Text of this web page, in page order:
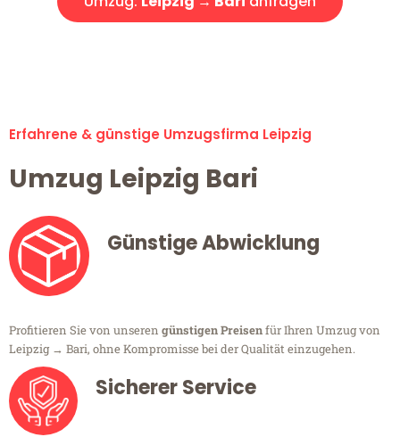
Erfahrene & günstige Umzugsfirma Leipzig
Umzug Leipzig Bari
Günstige Abwicklung
Profitieren Sie von unseren günstigen Preisenfür Ihren Umzug von
Leipzig → Bari, ohne Kompromisse bei der Qualität einzugehen.
Sicherer Service